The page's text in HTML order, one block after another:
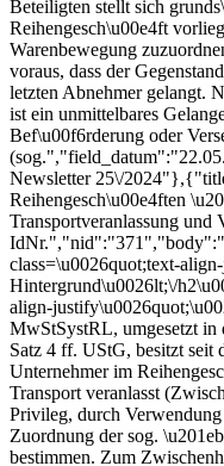
Beteiligten stellt sich
Reihengesch\u00e4ft
Warenbewegung
voraus, dass der
letzten Abnehmer gelangt.
ist ein unmittelbares
Bef\u00f6rderung oder
Newsletter 25\/
Reihengesch\u00e4ften
Transportveranlassung und
class=\u0026quot;text-
Hintergrund\u0026lt;\/
align-
MwStSystRL, umgesetzt in
Satz 4 ff. UStG, besitzt seit
Unternehmer im
Transport veranlasst
Privileg, durch
Zuordnung der sog.
bestimmen. Zum